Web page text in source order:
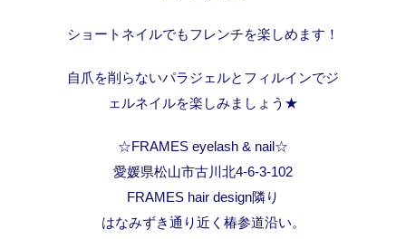
ショートネイルでもフレンチを楽しめます！
自爪を削らないパラジェルとフィルインでジ
ェルネイルを楽しみましょう★
☆FRAMES eyelash & nail☆
愛媛県松山市古川北4-6-3-102
FRAMES hair design隣り
はなみずき通り近く椿参道沿い。